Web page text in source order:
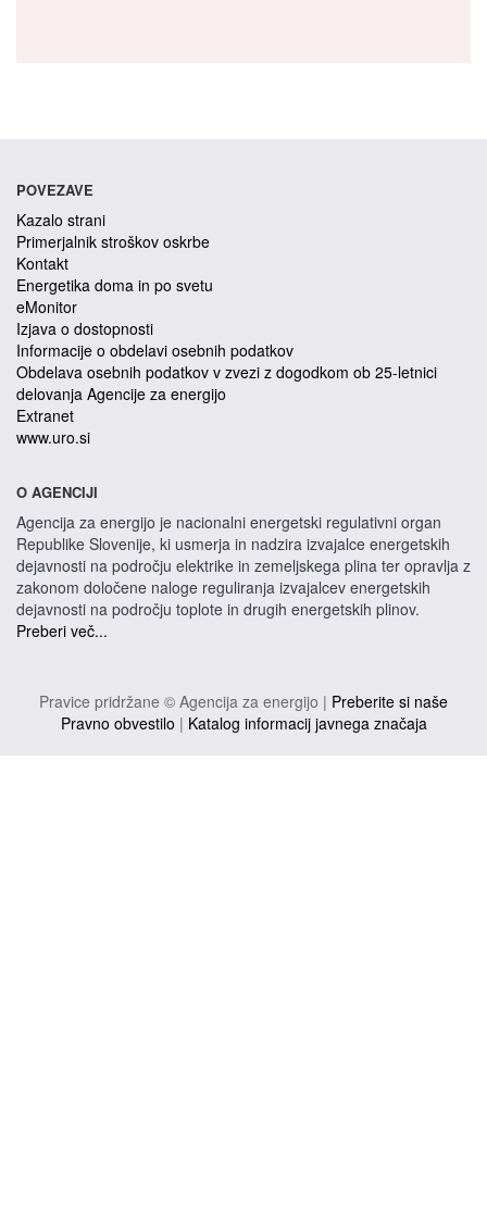
POVEZAVE
Kazalo strani
Primerjalnik stroškov oskrbe
Kontakt
Energetika doma in po svetu
eMonitor
Izjava o dostopnosti
Informacije o obdelavi osebnih podatkov
Obdelava osebnih podatkov v zvezi z dogodkom ob 25-letnici
delovanja Agencije za energijo
Extranet
www.uro.si
O AGENCIJI
Agencija za energijo je nacionalni energetski regulativni organ
Republike Slovenije, ki usmerja in nadzira izvajalce energetskih
dejavnosti na področju elektrike in zemeljskega plina ter opravlja z
zakonom določene naloge reguliranja izvajalcev energetskih
dejavnosti na področju toplote in drugih energetskih plinov.
Preberi več...
Pravice pridržane © Agencija za energijo | Preberite si naše
Pravno obvestilo | Katalog informacij javnega značaja